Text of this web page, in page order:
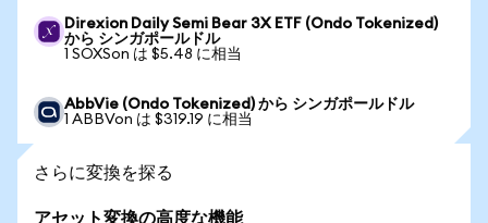
Direxion Daily Semi Bear 3X ETF (Ondo Tokenized)
から シンガポールドル
1 SOXSon は $5.48 に相当
AbbVie (Ondo Tokenized) から シンガポールドル
1 ABBVon は $319.19 に相当
さらに変換を探る
アセット変換の高度な機能